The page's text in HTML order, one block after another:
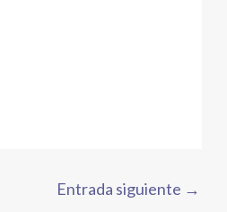
Entrada siguiente →